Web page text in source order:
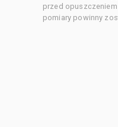
przed
pomiary powinny